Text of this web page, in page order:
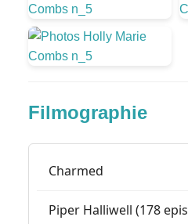
Filmographie
Charmed
Piper Halliwell (178